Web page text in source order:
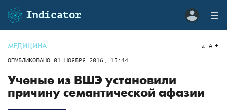
МЕДИЦИНА
ОПУБЛИКОВАНО 01 НОЯБРЯ 2016, 13:44
a A
Ученые из ВШЭ установили
причину семантической афазии